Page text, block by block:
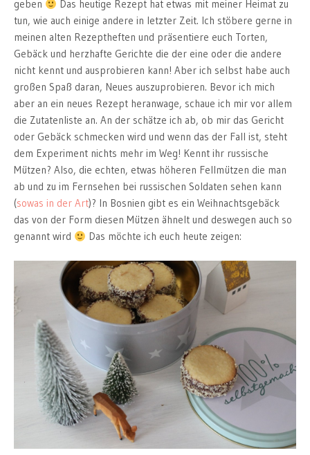
geben
Das heutige Rezept hat etwas mit meiner Heimat zu
tun, wie auch einige andere in letzter Zeit. Ich stöbere gerne in
meinen alten Rezeptheften und präsentiere euch Torten,
Gebäck und herzhafte Gerichte die der eine oder die andere
nicht kennt und ausprobieren kann! Aber ich selbst habe auch
großen Spaß daran, Neues auszuprobieren. Bevor ich mich
aber an ein neues Rezept heranwage, schaue ich mir vor allem
die Zutatenliste an. An der schätze ich ab, ob mir das Gericht
oder Gebäck schmecken wird und wenn das der Fall ist, steht
dem Experiment nichts mehr im Weg! Kennt ihr russische
Mützen? Also, die echten, etwas höheren Fellmützen die man
ab und zu im Fernsehen bei russischen Soldaten sehen kann
(sowas in der Art)? In Bosnien gibt es ein Weihnachtsgebäck
das von der Form diesen Mützen ähnelt und deswegen auch so
genannt wird
Das möchte ich euch heute zeigen: